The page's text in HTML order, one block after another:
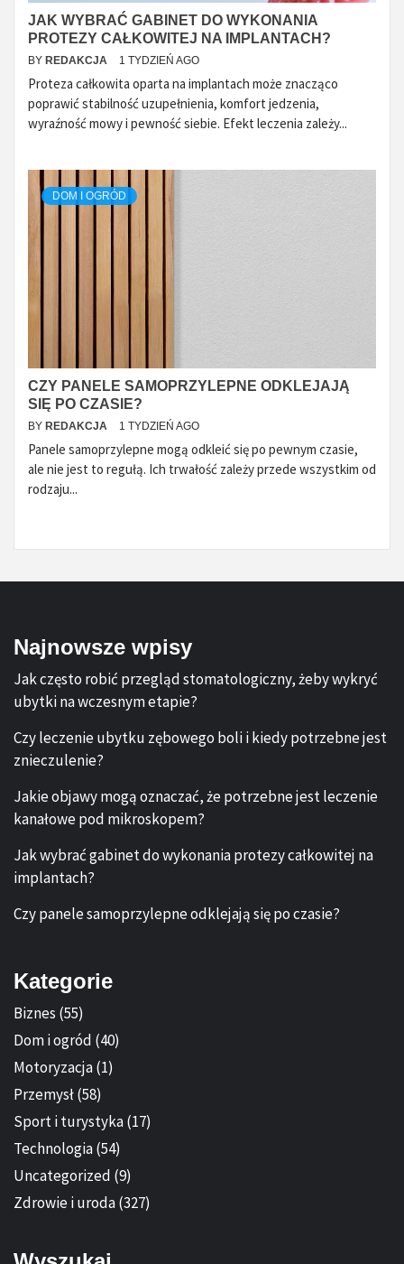
JAK WYBRAĆ GABINET DO WYKONANIA
PROTEZY CAŁKOWITEJ NA IMPLANTACH?
BY REDAKCJA 1 TYDZIEŃ AGO
Proteza całkowita oparta na implantach może znacząco
poprawić stabilność uzupełnienia, komfort jedzenia,
wyraźność mowy i pewność siebie. Efekt leczenia zależy...
DOM I OGRÓD
CZY PANELE SAMOPRZYLEPNE ODKLEJAJĄ
SIĘ PO CZASIE?
BY REDAKCJA 1 TYDZIEŃ AGO
Panele samoprzylepne mogą odkleić się po pewnym czasie,
ale nie jest to regułą. Ich trwałość zależy przede wszystkim od
rodzaju...
Najnowsze wpisy
Jak często robić przegląd stomatologiczny, żeby wykryć
ubytki na wczesnym etapie?
Czy leczenie ubytku zębowego boli i kiedy potrzebne jest
znieczulenie?
Jakie objawy mogą oznaczać, że potrzebne jest leczenie
kanałowe pod mikroskopem?
Jak wybrać gabinet do wykonania protezy całkowitej na
implantach?
Czy panele samoprzylepne odklejają się po czasie?
Kategorie
Biznes (55)
Dom i ogród (40)
Motoryzacja(1)
Przemysł(58)
Sport i turystyka(17)
Technologia(54)
Uncategorized (9)
Zdrowie i uroda(327)